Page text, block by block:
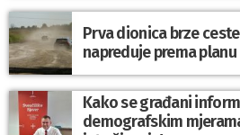
Prva dionica brze
napreduje prema planu
Kako se građani
demografskim